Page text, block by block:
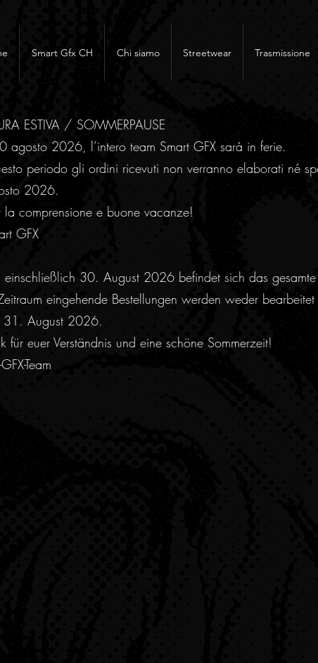
Smart Gfx CH Chi siamo Streetwear Trasmissione
ESTIVA / SOMMERPAUSE
agosto 2026, l’intero team Smart GFX sarà in ferie.
periodo gli ordini ricevuti non verranno elaborati né
2026.
comprensione e buone vacanze!
GFX
30. August 2026 befindet sich das gesamte
eingehende Bestellungen werden weder
31. August 2026.
für euer Verständnis und eine schöne Sommerzeit!
Team